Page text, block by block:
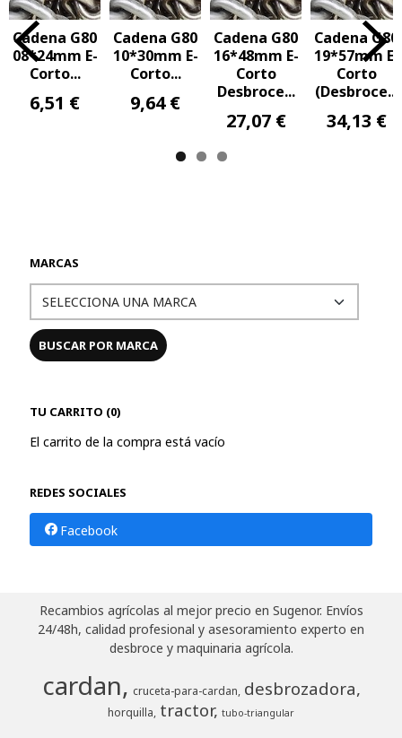
MARCAS
TU CARRITO (0)
El carrito de la compra está vacío
REDES SOCIALES
Facebook
Cadena G80
08*24mm E-
Corto...
6,51 €
Cadena G80
10*30mm E-
Corto...
9,64 €
Cadena G80
16*48mm E-
Corto
Desbroce...
27,07 €
Cadena G80
19*57mm E-
Corto
(Desbroce...
34,13 €
Recambios agrícolas al mejor precio en Sugenor. Envíos
24/48h, calidad profesional y asesoramiento experto en
desbroce y maquinaria agrícola.
cardan cruceta-para-cardan desbrozadora
horquilla tractor tubo-triangular